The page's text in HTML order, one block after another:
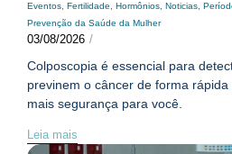
Eventos Fertilidade Hormônios Noticias
Prevenção da Saúde da Mulher
03/08/2026 /
Colposcopia é essencial para
previnem o câncer de forma
mais segurança para você.
Leia mais